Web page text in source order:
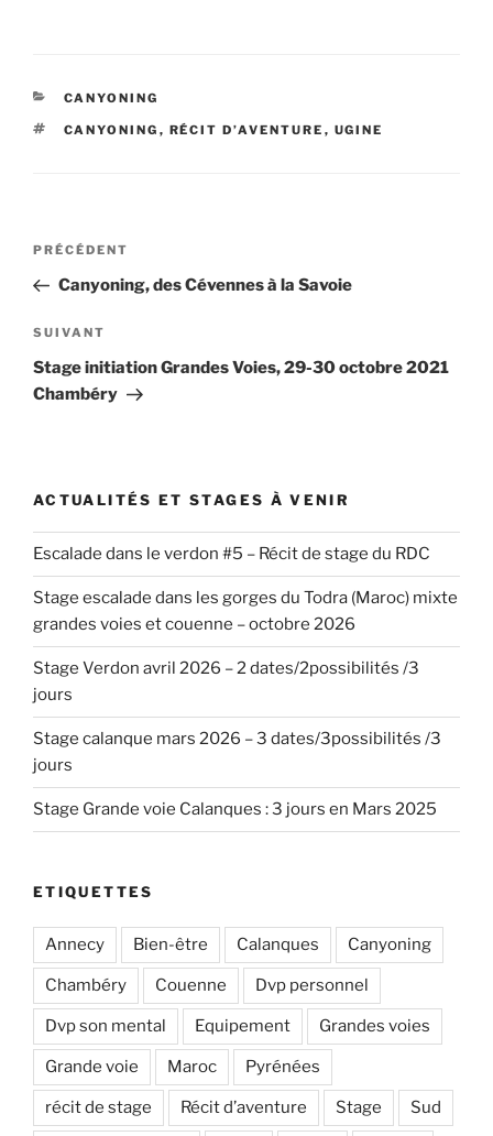
CATÉGORIES
CANYONING
ÉTIQUETTES
CANYONING , RÉCIT D’AVENTURE , UGINE
Navigation
l’article
Article
précédent
PRÉCÉDENT
Canyoning, des Cévennes à la Savoie
Article
suivant
SUIVANT
Stage initiation Grandes Voies, 29-30 octobre 2021
Chambéry
ACTUALITÉS ET STAGES À VENIR
Escalade dans le verdon #5 – Récit de stage du RDC
Stage escalade dans les gorges du Todra (Maroc) mixte
grandes voies et couenne – octobre 2026
Stage Verdon avril 2026 – 2 dates/2possibilités /3
jours
Stage calanque mars 2026 – 3 dates/3possibilités /3
jours
Stage Grande voie Calanques : 3 jours en Mars 2025
ETIQUETTES
Annecy Bien-être Calanques Canyoning
Chambéry Couenne Dvp personnel
Dvp son mental Equipement Grandes voies
Grande voie Maroc Pyrénées
récit de stage Récit d’aventure Stage Sud